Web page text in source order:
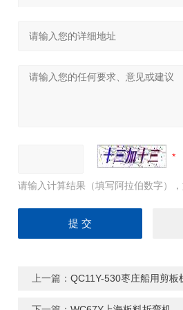
请输入计算结果（填写阿拉伯数字）
上一篇：QC11Y-530枣庄船用剪板